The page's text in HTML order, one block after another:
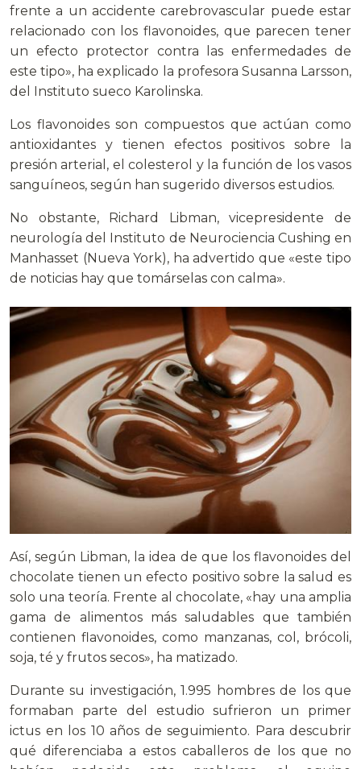
frente a un accidente carebrovascular puede estar
relacionado con los flavonoides, que parecen tener
un efecto protector contra las enfermedades de
este tipo», ha explicado la profesora Susanna Larsson,
del Instituto sueco Karolinska.
Los flavonoides son compuestos que actúan como
antioxidantes y tienen efectos positivos sobre la
presión arterial, el colesterol y la función de los vasos
sanguíneos, según han sugerido diversos estudios.
No obstante, Richard Libman, vicepresidente de
neurología del Instituto de Neurociencia Cushing en
Manhasset (Nueva York), ha advertido que «este tipo
de noticias hay que tomárselas con calma».
Así, según Libman, la idea de que los flavonoides del
chocolate tienen un efecto positivo sobre la salud es
solo una teoría. Frente al chocolate, «hay una amplia
gama de alimentos más saludables que también
contienen flavonoides, como manzanas, col, brócoli,
soja, té y frutos secos», ha matizado.
Durante su investigación, 1.995 hombres de los que
formaban parte del estudio sufrieron un primer
ictus en los 10 años de seguimiento. Para descubrir
qué diferenciaba a estos caballeros de los que no